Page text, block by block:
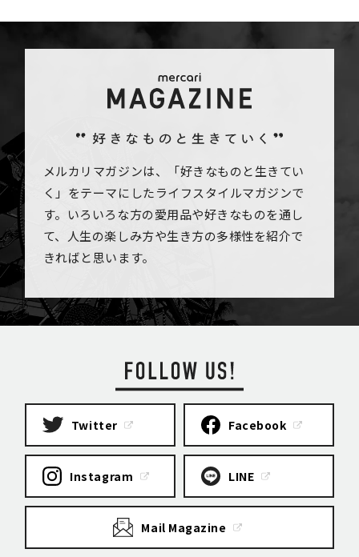
メルカリマガジンは、「好きなものと生きてい
く」をテーマにしたライフスタイルマガジンで
す。いろいろな方の愛用品や好きなものを通し
て、人生の楽しみ方や生き方の多様性を紹介で
きればと思います。
Twitter Facebook
Instagram LINE
Mail Magazine